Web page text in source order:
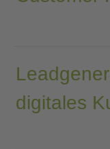
digitales